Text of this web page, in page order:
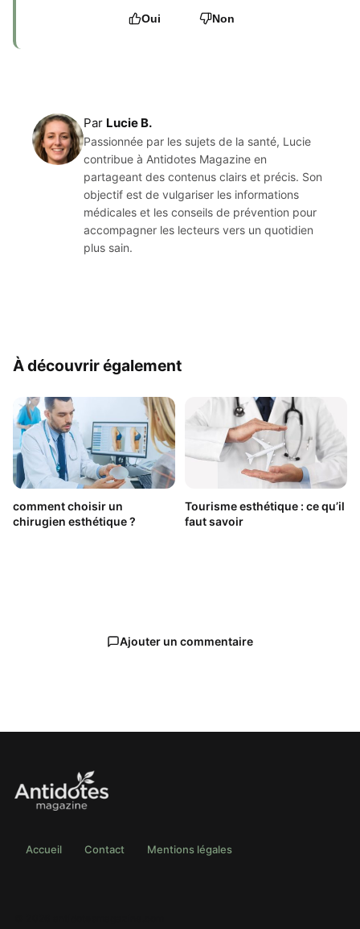
Oui Non
Par Lucie B.
Passionnée par les sujets de la santé, Lucie
contribue à Antidotes Magazine en
partageant des contenus clairs et précis. Son
objectif est de vulgariser les informations
médicales et les conseils de prévention pour
accompagner les lecteurs vers un quotidien
plus sain.
À découvrir également
comment choisir un
chirugien esthétique ?
Tourisme esthétique : ce qu’il
faut savoir
Ajouter un commentaire
Accueil Contact Mentions légales